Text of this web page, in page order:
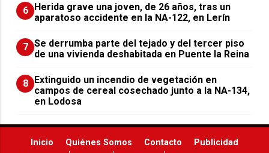
6 Herida grave una joven, de 26 años, tras un
aparatoso accidente en la NA-122, en Lerín
7 Se derrumba parte del tejado y del tercer piso
de una vivienda deshabitada en Puente la Reina
8 Extinguido un incendio de vegetación en
campos de cereal cosechado junto a la NA-134,
en Lodosa
Inicio Quiénes Somos Contacto
Publicidad